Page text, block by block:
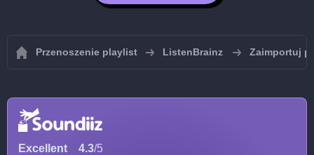
Przenoszenie playlist ListenBrainz Zaimportuj
Excellent 4.3/5